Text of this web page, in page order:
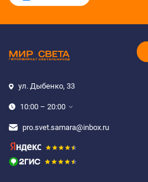
ул. Дыбенко, 33
10:00 – 20:00
pro.svet.samara@inbox.ru